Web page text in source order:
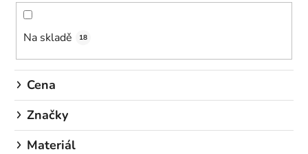
o
d
k
Na skladě 18
Cena
Značky
Materiál